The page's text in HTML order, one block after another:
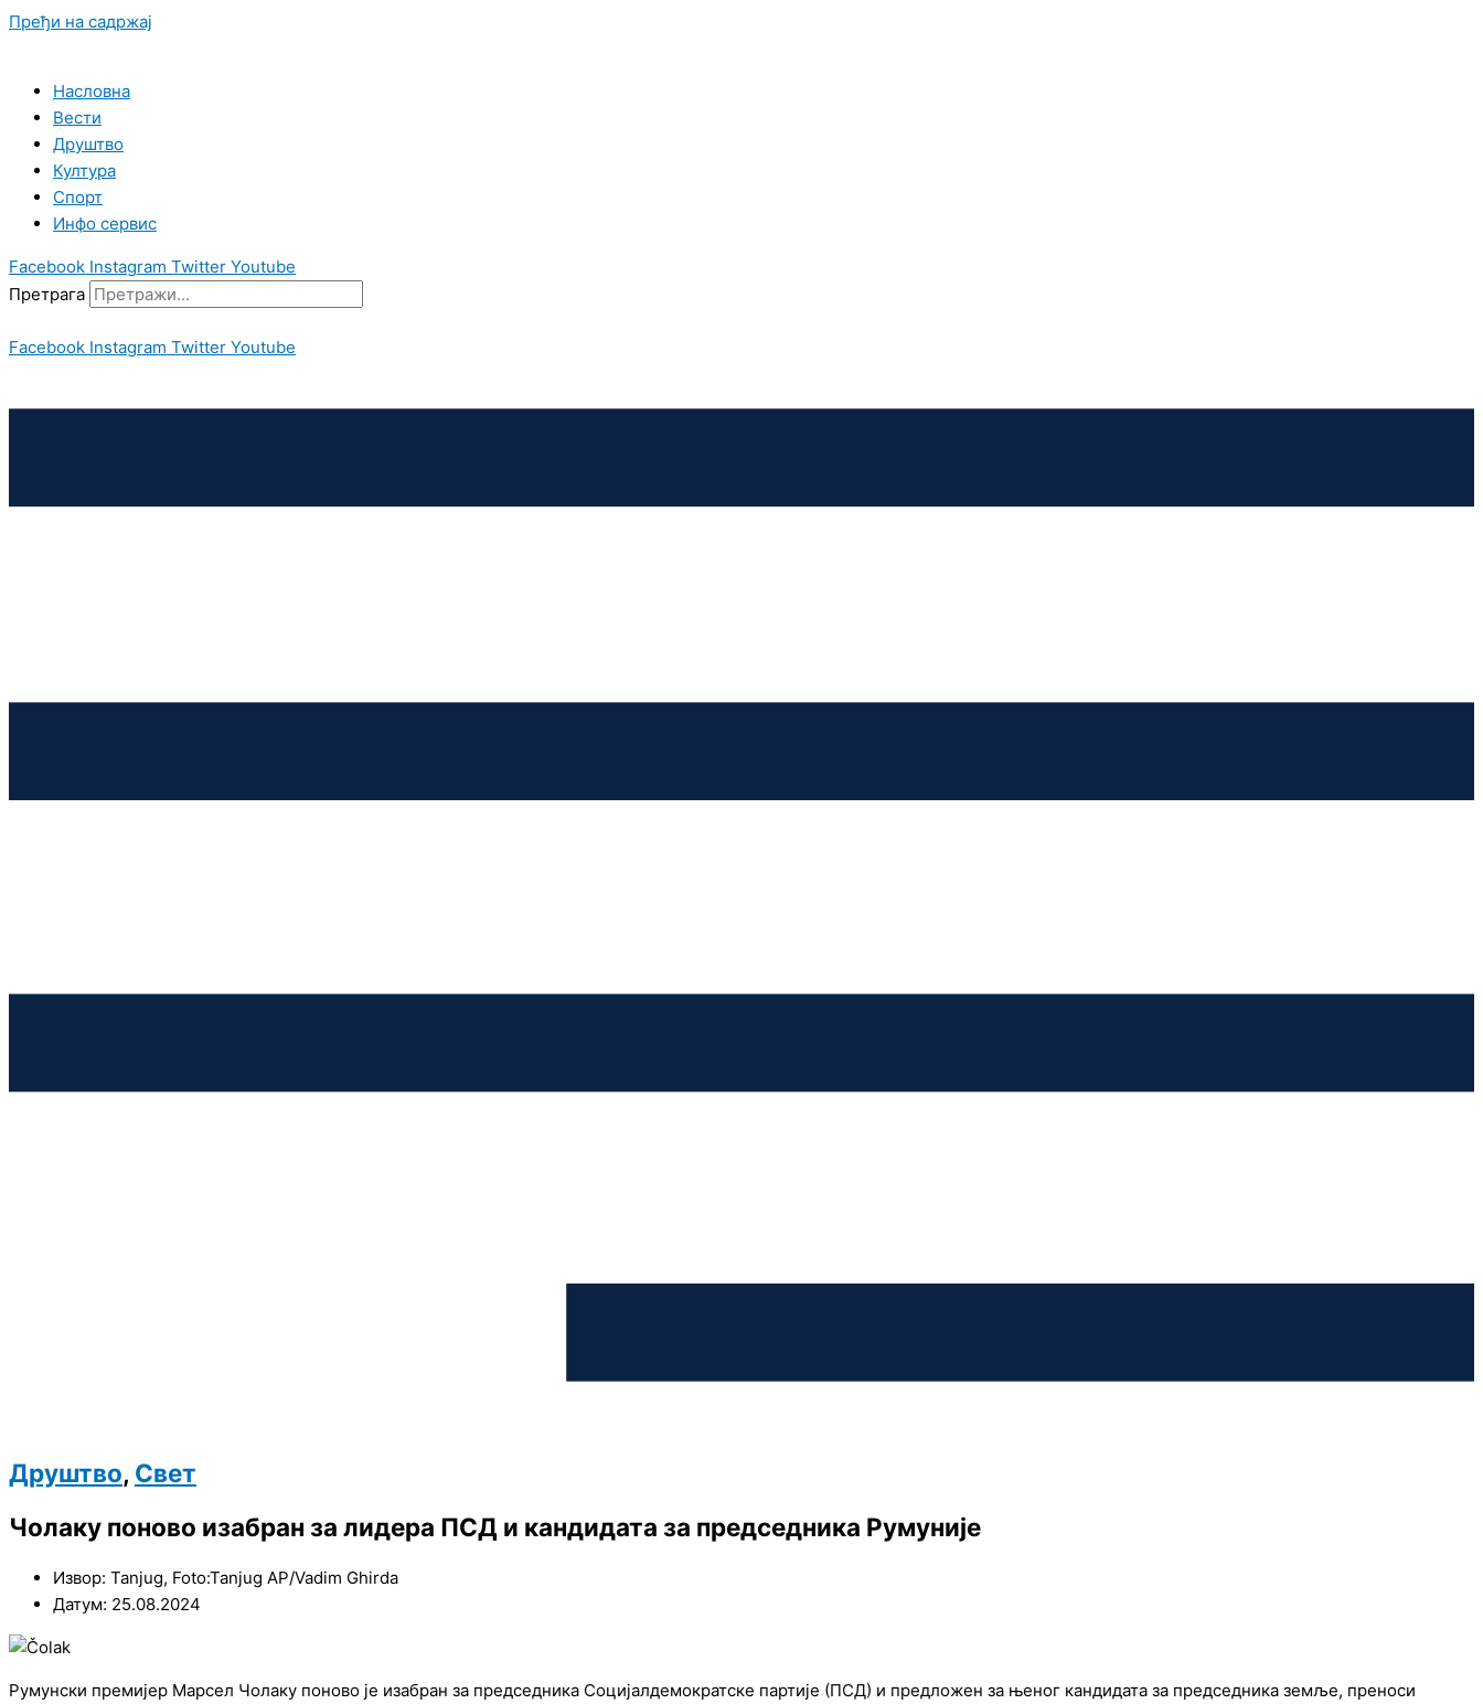
Пређи на садржај
Насловна
Вести
Друштво
Култура
Спорт
Инфо сервис
Facebook Instagram Twitter Youtube
Претрага
Facebook Instagram Twitter Youtube
Друштво, Свет
Чолаку поново изабран за лидера ПСД и кандидата за председника Румуније
Извор: Tanjug, Foto:Tanjug AP/Vadim Ghirda
Датум: 25.08.2024
Румунски премијер Марсел Чолаку поново је изабран за председника Социјалдемократске партије (ПСД) и предложен за њеног кандидата за председника земље, преноси